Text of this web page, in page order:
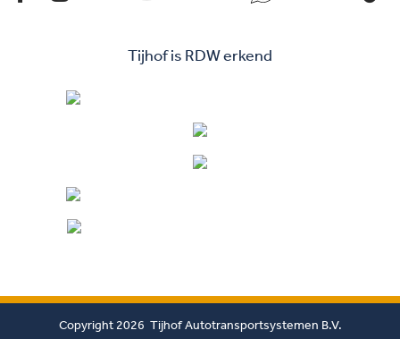
Tijhof is RDW erkend
Copyright 2026 Tijhof Autotransportsystemen B.V.